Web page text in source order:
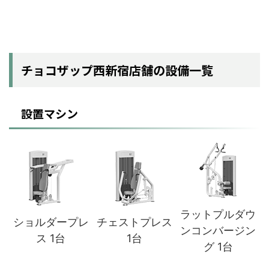
チョコザップ西新宿店舗の設備一覧
設置マシン
ショルダープレ
ス 1台
チェストプレス
1台
ラットプルダウ
ンコンバージン
グ 1台